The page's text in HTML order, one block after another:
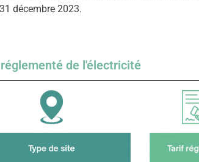
décembre 2023.
de l'électricité